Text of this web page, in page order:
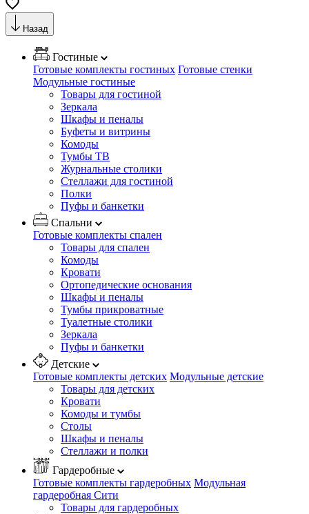
Назад
Гостиные
Готовые комплекты гостиных Готовые стенки
Модульные гостиные
Товары для гостиной
Зеркала
Шкафы и пеналы
Буфеты и витрины
Комоды
Тумбы ТВ
Журнальные столики
Стеллажи для гостиной
Полки
Пуфы и банкетки
Спальни
Готовые комплекты спален
Товары для спален
Комоды
Кровати
Ортопедические основания
Шкафы и пеналы
Тумбы прикроватные
Туалетные столики
Зеркала
Пуфы и банкетки
Детские
Готовые комплекты детских Модульные детские
Товары для детских
Кровати
Комоды и тумбы
Столы
Шкафы и пеналы
Стеллажи и полки
Гардеробные
Готовые комплекты гардеробных Модульная
гардеробная Сити
Товары для гардеробных